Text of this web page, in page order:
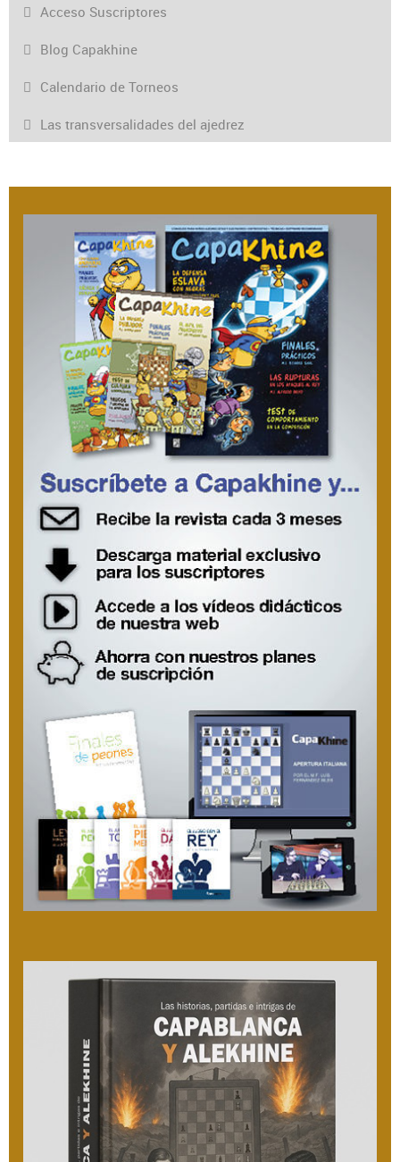
Acceso Suscriptores
Blog Capakhine
Calendario de Torneos
Las transversalidades del ajedrez